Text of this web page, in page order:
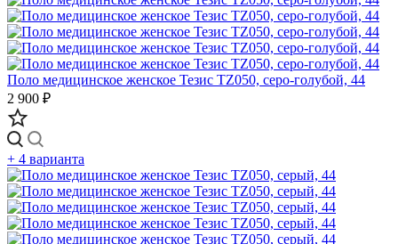
Поло медицинское женское Тезис TZ050, серо-голубой, 44
2 900 ₽
+ 4 варианта